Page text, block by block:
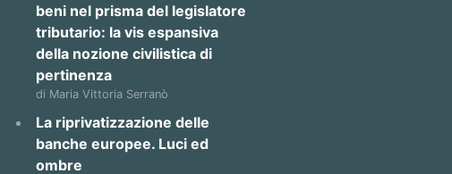
beni nel prisma del legislatore
tributario: la vis espansiva
della nozione civilistica di
pertinenza
di Maria Vittoria Serranò
La riprivatizzazione delle
banche europee. Luci ed
ombre